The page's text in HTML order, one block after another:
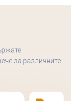
за различните